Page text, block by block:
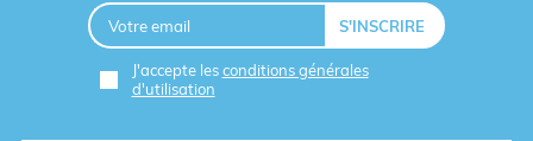
J'accepte lesconditions générales
d'utilisation